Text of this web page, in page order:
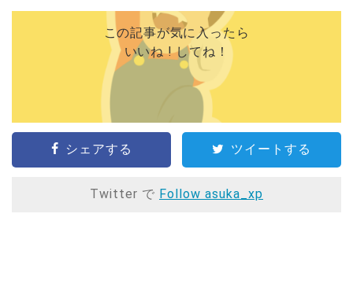
この記事が気に入ったら
いいね ! してね！
シェアする ツイートする
Twitter で Follow asuka_xp